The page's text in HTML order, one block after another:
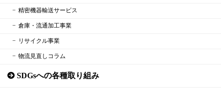
精密機器輸送サービス
倉庫・流通加工事業
リサイクル事業
物流見直しコラム
SDGsへの各種取り組み